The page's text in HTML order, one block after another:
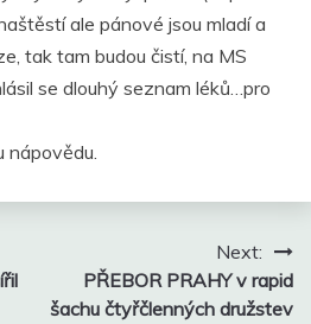
ale pánové jsou mladí a
tak tam budou čistí, na MS
se dlouhý seznam léků…pro
nápovědu.
Next:
PŘEBOR PRAHY v rapid
šachu čtyřčlenných družstev